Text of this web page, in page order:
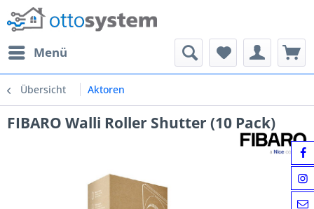
Menü
Übersicht Aktoren
FIBARO Walli Roller Shutter (10 Pack)